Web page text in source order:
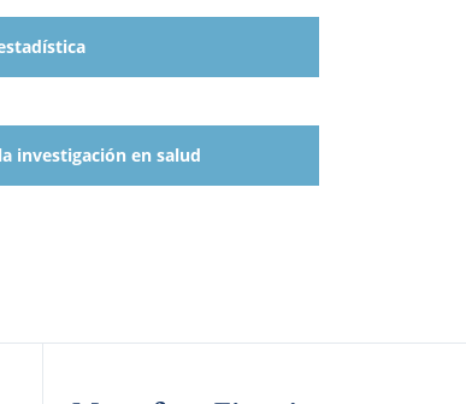
investigación en salud